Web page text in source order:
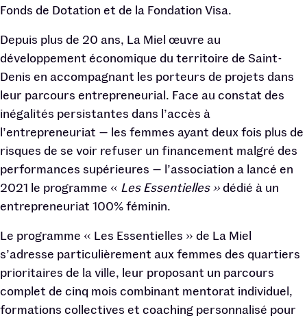
Fonds de Dotation et de la Fondation Visa.
Depuis plus de 20 ans, La Miel œuvre au
développement économique du territoire de Saint-
Denis en accompagnant les porteurs de projets dans
leur parcours entrepreneurial. Face au constat des
inégalités persistantes dans l’accès à
l’entrepreneuriat — les femmes ayant deux fois plus de
risques de se voir refuser un financement malgré des
performances supérieures — l’association a lancé en
2021 le programme « Les Essentielles »dédié à un
entrepreneuriat 100% féminin.
Le programme « Les Essentielles » de La Miel
s’adresse particulièrement aux femmes des quartiers
prioritaires de la ville, leur proposant un parcours
complet de cinq mois combinant mentorat individuel,
formations collectives et coaching personnalisé pour